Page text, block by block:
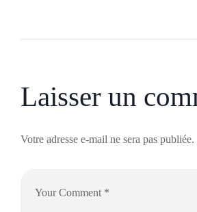
Laisser un
Votre adresse e-mail ne sera pas publiée.